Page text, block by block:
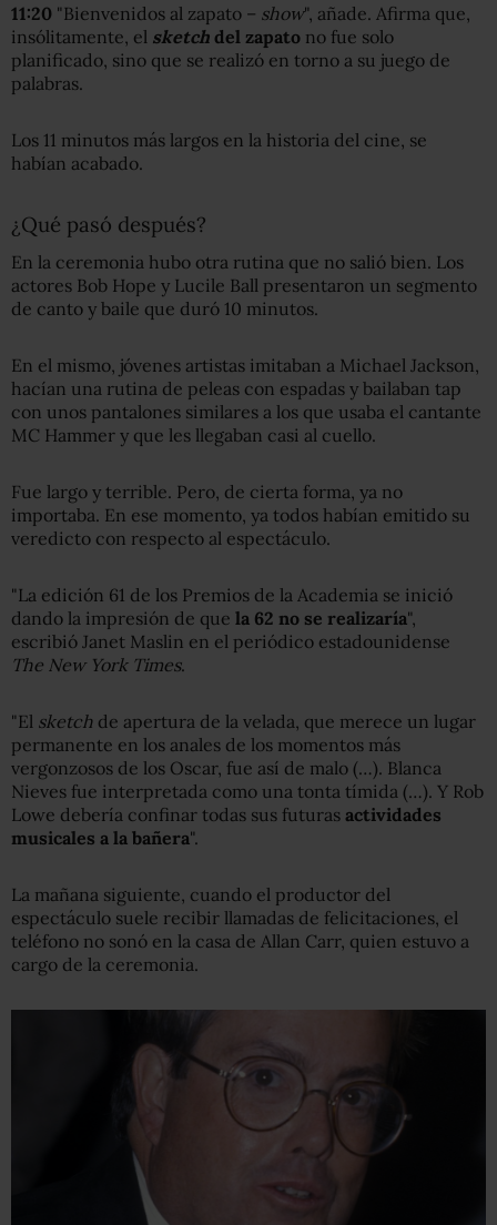
11:20 "Bienvenidos al zapato – show", añade. Afirma que,
insólitamente, el sketch del zapato no fue solo
planificado, sino que se realizó en torno a su juego de
palabras.
Los 11 minutos más largos en la historia del cine, se
habían acabado.
¿Qué pasó después?
En la ceremonia hubo otra rutina que no salió bien. Los
actores Bob Hope y Lucile Ball presentaron un segmento
de canto y baile que duró 10 minutos.
En el mismo, jóvenes artistas imitaban a Michael Jackson,
hacían una rutina de peleas con espadas y bailaban tap
con unos pantalones similares a los que usaba el cantante
MC Hammer y que les llegaban casi al cuello.
Fue largo y terrible. Pero, de cierta forma, ya no
importaba. En ese momento, ya todos habían emitido su
veredicto con respecto al espectáculo.
"La edición 61 de los Premios de la Academia se inició
dando la impresión de que la 62 no se realizaría",
escribió Janet Maslin en el periódico estadounidense
The New York Times.
"El sketch de apertura de la velada, que merece un lugar
permanente en los anales de los momentos más
vergonzosos de los Oscar, fue así de malo (…). Blanca
Nieves fue interpretada como una tonta tímida (…). Y Rob
Lowe debería confinar todas sus futuras actividades
musicales a la bañera".
La mañana siguiente, cuando el productor del
espectáculo suele recibir llamadas de felicitaciones, el
teléfono no sonó en la casa de Allan Carr, quien estuvo a
cargo de la ceremonia.